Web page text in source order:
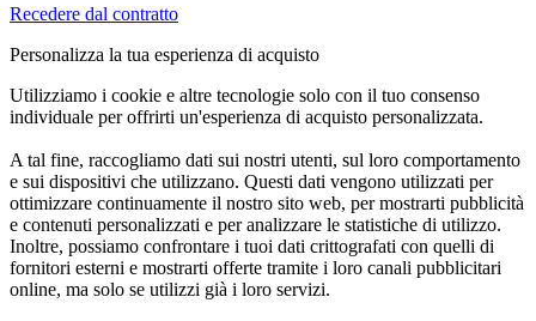
Recedere dal contratto
Personalizza la tua esperienza di acquisto
Utilizziamo i cookie e altre tecnologie solo con il tuo consenso
individuale per offrirti un'esperienza di acquisto personalizzata.
A tal fine, raccogliamo dati sui nostri utenti, sul loro comportamento
e sui dispositivi che utilizzano. Questi dati vengono utilizzati per
ottimizzare continuamente il nostro sito web, per mostrarti pubblicità
e contenuti personalizzati e per analizzare le statistiche di utilizzo.
Inoltre, possiamo confrontare i tuoi dati crittografati con quelli di
fornitori esterni e mostrarti offerte tramite i loro canali pubblicitari
online, ma solo se utilizzi già i loro servizi.